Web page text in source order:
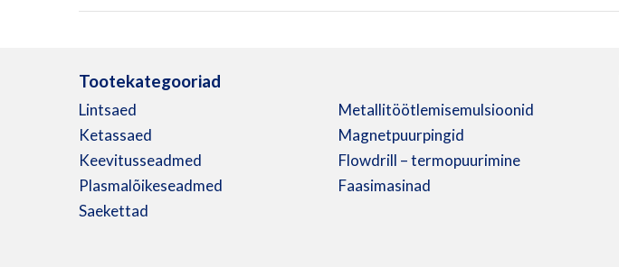
Tootekategooriad
Lintsaed
Ketassaed
Keevitusseadmed
Plasmalõikeseadmed
Saekettad
Metallitöötlemisemulsioonid
Magnetpuurpingid
Flowdrill – termopuurimine
Faasimasinad